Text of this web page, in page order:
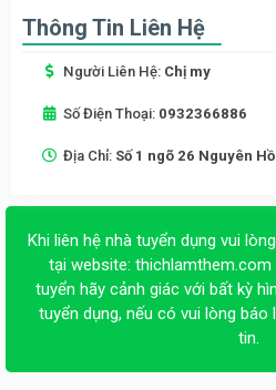
Thông Tin Liên Hệ
Người Liên Hệ: Chị my
Số Điện Thoại: 0932366886
Địa Chỉ: Số 1 ngõ 26 Nguyên
Khi liên hệ nhà tuyển dụng vui
tại website: thichlamthem.com
tuyển hãy cảnh giác với bất kỳ
tuyển dụng, nếu có vui lòng
tin.